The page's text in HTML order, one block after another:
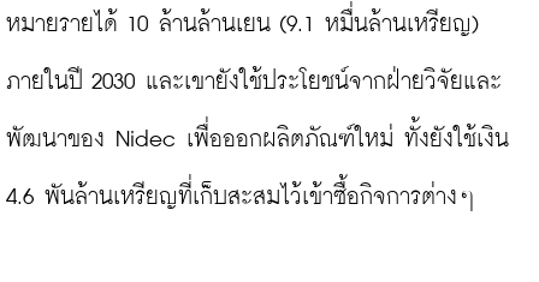
หมายรายได้ 10 ล้านล้านเยน (9.1 หมื่นล้านเหรียญ)
ภายในปี 2030 และเขายังใช้ประโยชน์จากฝ่ายวิจัยและ
พัฒนาของ Nidec เพื่อออกผลิตภัณฑ์ใหม่ ทั้งยังใช้เงิน
4.6 พันล้านเหรียญที่เก็บสะสมไว้เข้าซื้อกิจการต่างๆ